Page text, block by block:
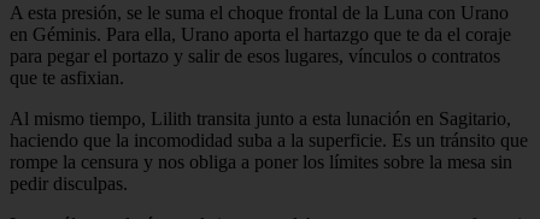
A esta presión, se le suma el choque frontal de la Luna con Urano
en Géminis. Para ella, Urano aporta el hartazgo que te da el coraje
para pegar el portazo y salir de esos lugares, vínculos o contratos
que te asfixian.
Al mismo tiempo, Lilith transita junto a esta lunación en Sagitario,
haciendo que la incomodidad suba a la superficie. Es un tránsito que
rompe la censura y nos obliga a poner los límites sobre la mesa sin
pedir disculpas.